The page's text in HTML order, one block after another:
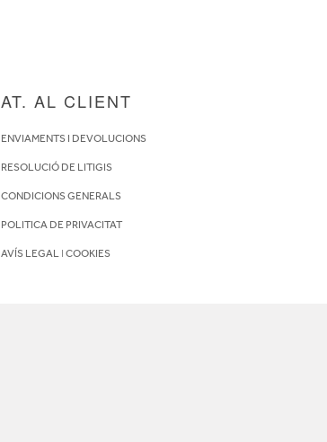
AT. AL CLIENT
ENVIAMENTS I DEVOLUCIONS
RESOLUCIÓ DE LITIGIS
CONDICIONS GENERALS
POLITICA DE PRIVACITAT
AVÍS LEGALI COOKIES